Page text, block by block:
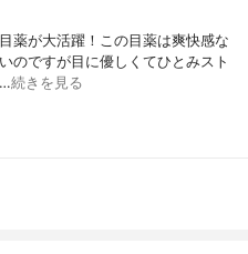
薬が大活躍！この目薬は爽快感な
のですが目に優しくてひとみスト
続きを見る